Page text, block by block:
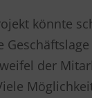
könnte
der